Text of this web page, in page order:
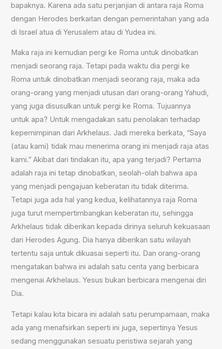
bapaknya. Karena ada satu perjanjian di antara raja Roma
dengan Herodes berkaitan dengan pemerintahan yang ada
di Israel atua di Yerusalem atau di Yudea ini.
Maka raja ini kemudian pergi ke Roma untuk dinobatkan
menjadi seorang raja. Tetapi pada waktu dia pergi ke
Roma untuk dinobatkan menjadi seorang raja, maka ada
orang-orang yang menjadi utusan dari orang-orang Yahudi,
yang juga disusulkan untuk pergi ke Roma. Tujuannya
untuk apa? Untuk mengadakan satu penolakan terhadap
kepemimpinan dari Arkhelaus. Jadi mereka berkata, “Saya
(atau kami) tidak mau menerima orang ini menjadi raja atas
kami.” Akibat dari tindakan itu, apa yang terjadi? Pertama
adalah raja ini tetap dinobatkan, seolah-olah bahwa apa
yang menjadi pengajuan keberatan itu tidak diterima.
Tetapi juga ada hal yang kedua, kelihatannya raja Roma
juga turut mempertimbangkan keberatan itu, sehingga
Arkhelaus tidak diberikan kepada dirinya seluruh kekuasaan
dari Herodes Agung. Dia hanya diberikan satu wilayah
tertentu saja untuk dikuasai seperti itu. Dan orang-orang
mengatakan bahwa ini adalah satu cerita yang berbicara
mengenai Arkhelaus. Yesus bukan berbicara mengenai diri
Dia.
Tetapi kalau kita bicara ini adalah satu perumpamaan, maka
ada yang menafsirkan seperti ini juga, sepertinya Yesus
sedang menggunakan sesuatu peristiwa sejarah yang